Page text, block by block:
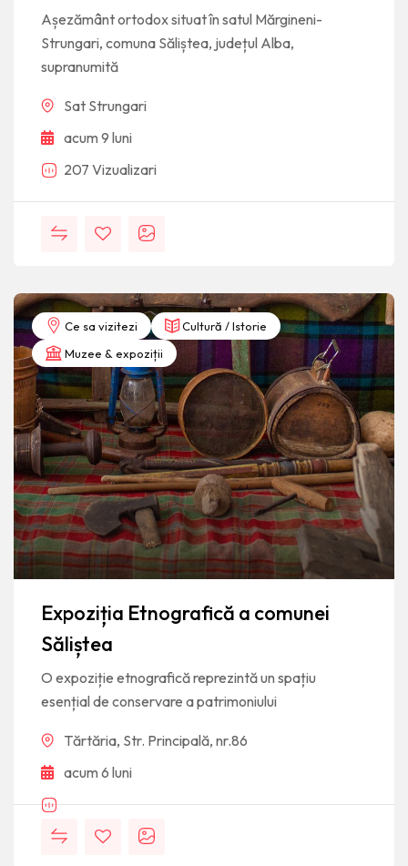
Așezământ ortodox situat în satul Mărgineni-
Strungari, comuna Săliștea, județul Alba,
supranumită
Sat Strungari
acum 9 luni
207 Vizualizari
Ce sa vizitezi
Cultură / Istorie
Muzee & expoziții
Expoziția Etnografică a comunei
Săliștea
O expoziție etnografică reprezintă un spațiu
esențial de conservare a patrimoniului
Tărtăria, Str. Principală, nr.86
acum 6 luni